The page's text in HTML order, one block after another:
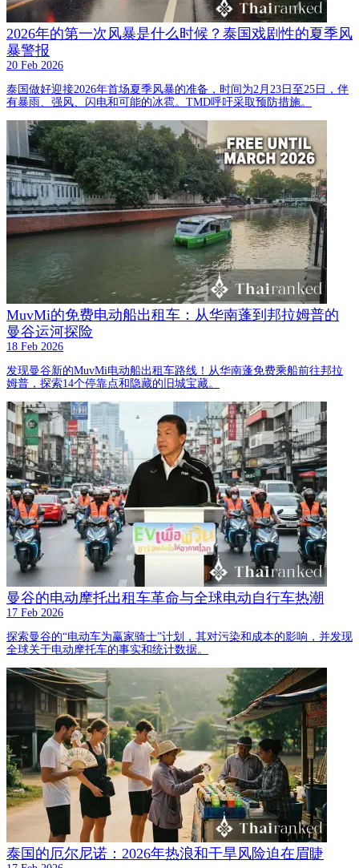
2026年的第一次风暴是什么时候？泰国戏剧性的夏季风
暴警报
20 Feb 2026
泰国做好迎接2026年首场夏季风暴的准备，时间为2月23日至25日，伴
有暴雨、强风、闪电和可能的冰雹。TMD呼吁采取预防措施。
MuvMi的免费电动船出租车：从华南蓬到邦拉姆普的
曼谷运河探险
18 Feb 2026
发现曼谷新的MuvMi电动船出租车路线！从华南蓬免费乘船前往邦拉
姆普，探索14个停靠点和隐藏的旧城宝藏。
曼谷的电动摩托出租车革命与全球电动自行车热潮
17 Feb 2026
探索曼谷的“电动车为赢家骑士”计划，其对污染和成本的影响，并发现
全球关于电动摩托车的事实和统计数据。
泰国的厄尔尼诺：2026年热浪和干旱风险迫在眉睫